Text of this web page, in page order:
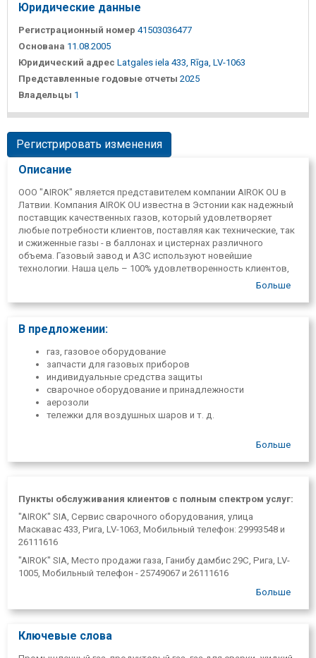
Юридические данные
Регистрационный номер 41503036477
Основана 11.08.2005
Юридический адрес Latgales iela 433, Rīga, LV-1063
Представленные годовые отчеты 2025
Владельцы 1
Регистрировать изменения
Описание
ООО "AIROK" является представителем компании AIROK OU в
Латвии. Компания AIROK OU известна в Эстонии как надежный
поставщик качественных газов, который удовлетворяет
любые потребности клиентов, поставляя как технические, так
и сжиженные газы - в баллонах и цистернах различного
объема. Газовый завод и АЗС используют новейшие
технологии. Наша цель – 100% удовлетворенность клиентов,
как аренду, так и покупку воздушных баллонов. Клиент может
обязательств.
Больше
В предложении:
газ, газовое оборудование
запчасти для газовых приборов
индивидуальные средства защиты
сварочное оборудование и принадлежности
аерозоли
тележки для воздушных шаров и т. д.
Больше
Пункты обслуживания клиентов с полным спектром услуг:
"AIROK" SIA, Сервис сварочного оборудования, улица
Маскавас 433, Рига, LV-1063, Мобильный телефон: 29993548 и
26111616
"AIROK" SIA, Место продажи газа, Ганибу дамбис 29С, Рига, LV-
1005, Мобильный телефон - 25749067 и 26111616
"AIROK", SIA, Газоотвод, улица Мукусалас 59, Рига, LV-1004.,
"AIROK" OOO, Газоотвод, ул. Бривибас 447, Рига, LV-3362.
Больше
Ключевые слова